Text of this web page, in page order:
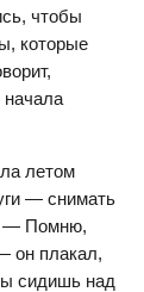
чтобы
которые
начала
летом
— снимать
— Помню,
он плакал,
сидишь над